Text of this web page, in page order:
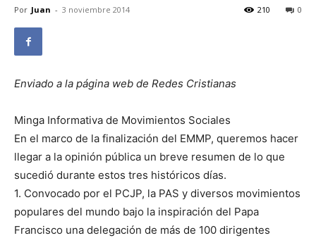
Por Juan - 3 noviembre 2014 0
210
Enviado a la página web de Redes Cristianas
Minga Informativa de Movimientos Sociales
En el marco de la finalización del EMMP, queremos hacer
llegar a la opinión pública un breve resumen de lo que
sucedió durante estos tres históricos días.
1. Convocado por el PCJP, la PAS y diversos movimientos
populares del mundo bajo la inspiración del Papa
Francisco una delegación de más de 100 dirigentes